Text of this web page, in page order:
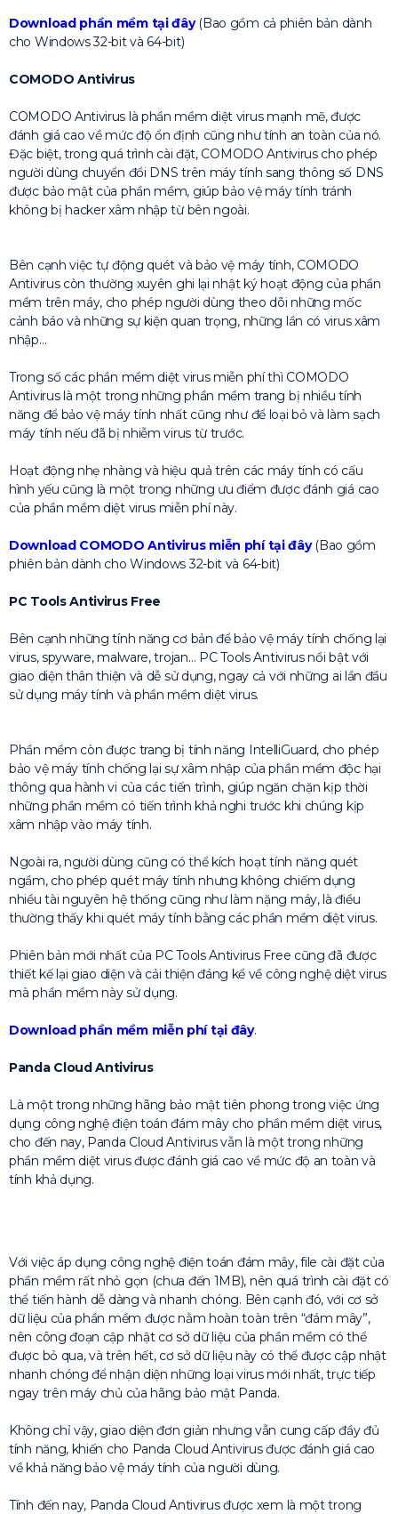
Download phần mềm tại đây(Bao gồm cả phiên bản dành
cho Windows 32-bit và 64-bit)
COMODO Antivirus
COMODO Antivirus là phần mềm diệt virus mạnh mẽ, được
đánh giá cao về mức độ ổn định cũng như tính an toàn của nó.
Đặc biệt, trong quá trình cài đặt, COMODO Antivirus cho phép
người dùng chuyển đổi DNS trên máy tính sang thông số DNS
được bảo mật của phần mềm, giúp bảo vệ máy tính tránh
không bị hacker xâm nhập từ bên ngoài.
Bên cạnh việc tự động quét và bảo vệ máy tính, COMODO
Antivirus còn thường xuyên ghi lại nhật ký hoạt động của phần
mềm trên máy, cho phép người dùng theo dõi những mốc
cảnh báo và những sự kiện quan trọng, những lần có virus xâm
nhập…
Trong số các phần mềm diệt virus miễn phí thì COMODO
Antivirus là một trong những phần mềm trang bị nhiều tính
năng để bảo vệ máy tính nhất cũng như để loại bỏ và làm sạch
máy tính nếu đã bị nhiễm virus từ trước.
Hoạt động nhẹ nhàng và hiệu quả trên các máy tính có cấu
hình yếu cũng là một trong những ưu điểm được đánh giá cao
của phần mềm diệt virus miễn phí này.
Download COMODO Antivirus miễn phí tại đây(Bao gồm
phiên bản dành cho Windows 32-bit và 64-bit)
PC Tools Antivirus Free
Bên cạnh những tính năng cơ bản để bảo vệ máy tính chống lại
virus, spyware, malware, trojan… PC Tools Antivirus nổi bật với
giao diện thân thiện và dễ sử dụng, ngay cả với những ai lần đầu
sử dụng máy tính và phần mềm diệt virus.
Phần mềm còn được trang bị tính năng IntelliGuard, cho phép
bảo vệ máy tính chống lại sự xâm nhập của phần mềm độc hại
thông qua hành vi của các tiến trình, giúp ngăn chặn kịp thời
những phần mềm có tiến trình khả nghi trước khi chúng kịp
xâm nhập vào máy tính.
Ngoài ra, người dùng cũng có thể kích hoạt tính năng quét
ngầm, cho phép quét máy tính nhưng không chiếm dụng
nhiều tài nguyên hệ thống cũng như làm nặng máy, là điều
thường thấy khi quét máy tính bằng các phần mềm diệt virus.
Phiên bản mới nhất của PC Tools Antivirus Free cũng đã được
thiết kế lại giao diện và cải thiện đáng kể về công nghệ diệt virus
mà phần mềm này sử dụng.
Download phần mềm miễn phí tại đây.
Panda Cloud Antivirus
Là một trong những hãng bảo mật tiên phong trong việc ứng
dụng công nghệ điện toán đám mây cho phần mềm diệt virus,
cho đến nay, Panda Cloud Antivirus vẫn là một trong những
phần mềm diệt virus được đánh giá cao về mức độ an toàn và
tính khả dụng.
Với việc áp dụng công nghệ điện toán đám mây, file cài đặt của
phần mềm rất nhỏ gọn (chưa đến 1MB), nên quá trình cài đặt có
thể tiến hành dễ dàng và nhanh chóng. Bên cạnh đó, với cơ sở
dữ liệu của phần mềm được nằm hoàn toàn trên “đám mây”,
nên công đoạn cập nhật cơ sở dữ liệu của phần mềm có thể
được bỏ qua, và trên hết, cơ sở dữ liệu này có thể được cập nhật
nhanh chóng để nhận diện những loại virus mới nhất, trực tiếp
ngay trên máy chủ của hãng bảo mật Panda.
Không chỉ vậy, giao diện đơn giản nhưng vẫn cung cấp đầy đủ
tính năng, khiến cho Panda Cloud Antivirus được đánh giá cao
về khả năng bảo vệ máy tính của người dùng.
Tính đến nay, Panda Cloud Antivirus được xem là một trong